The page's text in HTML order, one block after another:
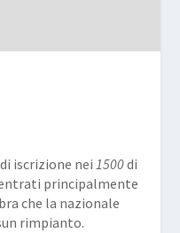
iscrizione nei1500di
principalmente
che la nazionale
rimpianto.